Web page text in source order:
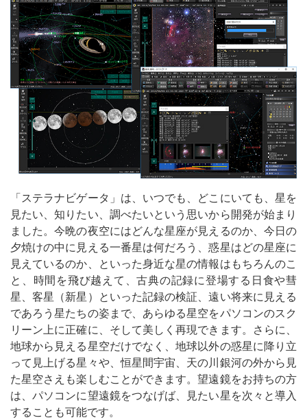
「ステラナビゲータ」は、いつでも、どこにいても、星を
見たい、知りたい、調べたいという思いから開発が始まり
ました。今晩の夜空にはどんな星座が見えるのか、今日の
夕焼けの中に見える一番星は何だろう、惑星はどの星座に
見えているのか、といった身近な星の情報はもちろんのこ
と、時間を飛び越えて、古典の記録に登場する日食や彗
星、客星（新星）といった記録の検証、遠い将来に見える
であろう星たちの姿まで、あらゆる星空をパソコンのスク
リーン上に正確に、そして美しく再現できます。さらに、
地球から見える星空だけでなく、地球以外の惑星に降り立
って見上げる星々や、恒星間宇宙、天の川銀河の外から見
た星空さえも楽しむことができます。望遠鏡をお持ちの方
は、パソコンに望遠鏡をつなげば、見たい星を次々と導入
することも可能です。